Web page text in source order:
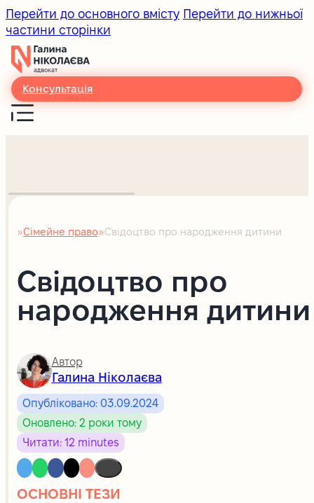
Перейти до основного вмісту Перейти до нижньої
частини сторінки
Консультація
Головна
Сімейне право Свідоцтво про народження дитини
Свідоцтво про
народження дитини
Автор
Галина Ніколаєва
Опубліковано: 03.09.2024
Оновлено: 2 роки тому
Читати: 12 minutes
ОСНОВНІ ТЕЗИ